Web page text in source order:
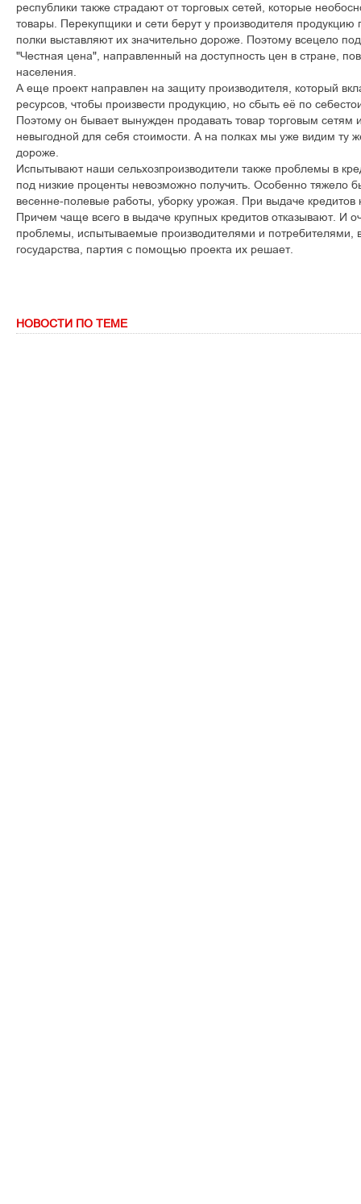
ðåñïóáëèêè òàêæå ñòðàäàþò îò òîðãîâûõ ñåòåé, êîòîðûå
òîâàðû. Ïåðåêóïùèêè è ñåòè áåðóò ó ïðîèçâîäèòåëÿ
ïîëêè âûñòàâëÿþò èõ çíà÷èòåëüíî äîðîæå. Ïîýòîìó âñåöåëî
"×åñòíàÿ öåíà", íàïðàâëåííûé íà äîñòóïíîñòü öåí â ñòðàíå,
íàñåëåíèÿ.
À åùå ïðîåêò íàïðàâëåí íà çàùèòó ïðîèçâîäèòåëÿ, êîòîðûé
ðåñóðñîâ, ÷òîáû ïðîèçâåñòè ïðîäóêöèþ, íî ñáûòü å¸ ïî
Ïîýòîìó îí áûâàåò âûíóæäåí ïðîäàâàòü òîâàð òîðãîâûì
íåâûãîäíîé äëÿ ñåáÿ ñòîèìîñòè. À íà ïîëêàõ ìû óæå âèäèì òó
äîðîæå.
Èñïûòûâàþò íàøè ñåëüõîçïðîèçâîäèòåëè òàêæå ïðîáëåìû â
ïîä íèçêèå ïðîöåíòû íåâîçìîæíî ïîëó÷èòü. Îñîáåííî òÿæåëî
âåñåííå-ïîëåâûå ðàáîòû, óáîðêó óðîæàÿ. Ïðè âûäà÷å êðåäèòîâ
Ïðè÷åì ÷àùå âñåãî â âûäà÷å êðóïíûõ êðåäèòîâ îòêàçûâàþò.
ïðîáëåìû, èñïûòûâàåìûå ïðîèçâîäèòåëÿìè è ïîòðåáèòåëÿìè,
ãîñóäàðñòâà, ïàðòèÿ ñ ïîìîùüþ ïðîåêòà èõ ðåøàåò.
НОВОСТИ ПО ТЕМЕ